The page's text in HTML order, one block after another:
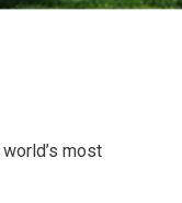
most